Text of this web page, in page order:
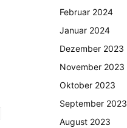
Februar 2024
Januar 2024
Dezember 2023
November 2023
Oktober 2023
September 2023
August 2023